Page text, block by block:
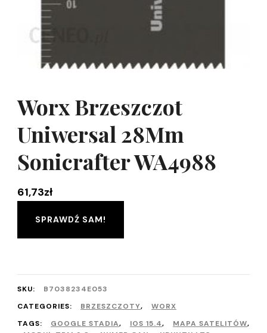
Worx Brzeszczot
Uniwersal 28Mm
Sonicrafter WA4988
61,73zł
SPRAWDŹ SAM!
SKU:
B7038234E053
CATEGORIES:
BRZESZCZOTY,
WORX
TAGS:
GOOGLE STADIA, IOS 15.4, MAPA SATELITÓW,